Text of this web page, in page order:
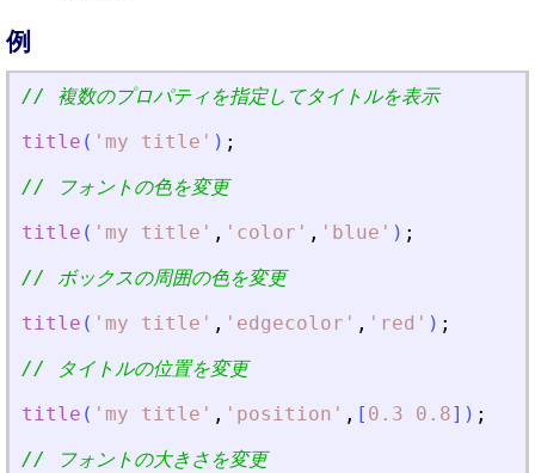
例
// 複数のプロパティを指定してタイトルを表示
title ( ' my title ' ) ;
// フォントの色を変更
title ( ' my title ' , ' color ' , ' blue ' ) ;
// ボックスの周囲の色を変更
title ( ' my title ' , ' edgecolor ' , ' red ' ) ;
// タイトルの位置を変更
title ( ' my title ' , ' position ' , [ 0.3 0.8] ) ;
// フォントの大きさを変更